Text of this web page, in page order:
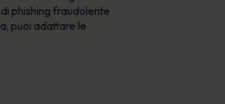
phishing fraudolente
puoi adattare le